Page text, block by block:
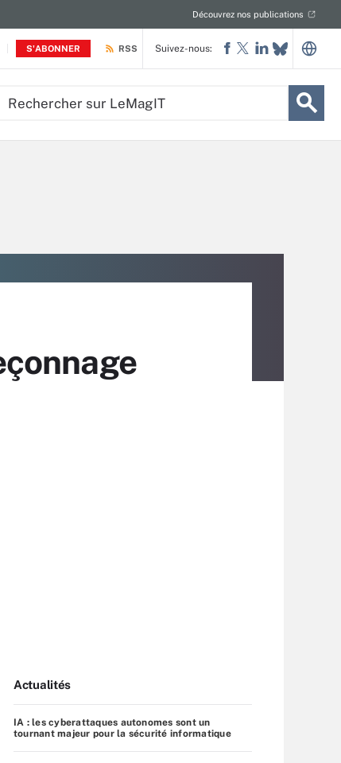
S'ABONNER
Découvrez nos publications
RSS Suivez-nous:
Actualités
IA : les cyberattaques autonomes sont un
tournant majeur pour la sécurité informatique